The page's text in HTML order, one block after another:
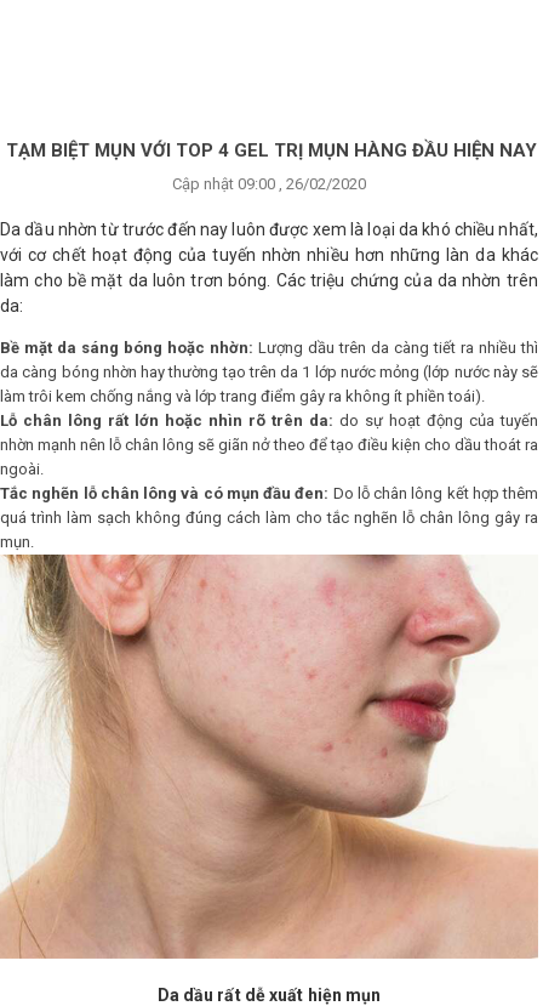
TẠM BIỆT MỤN VỚI TOP 4 GEL TRỊ MỤN HÀNG ĐẦU HIỆN NAY
Cập nhật 09:00 , 26/02/2020
Da dầu nhờn từ trước đến nay luôn được xem là loại da khó chiều nhất,
với cơ chết hoạt động của tuyến nhờn nhiều hơn những làn da khác
làm cho bề mặt da luôn trơn bóng. Các triệu chứng của da nhờn trên
da:
Bề mặt da sáng bóng hoặc nhờn: Lượng dầu trên da càng tiết ra nhiều thì
da càng bóng nhờn hay thường tạo trên da 1 lớp nước mỏng (lớp nước này sẽ
làm trôi kem chống nắng và lớp trang điểm gây ra không ít phiền toái).
Lỗ chân lông rất lớn hoặc nhìn rõ trên da: do sự hoạt động của tuyến
nhờn mạnh nên lỗ chân lông sẽ giãn nở theo để tạo điều kiện cho dầu thoát ra
ngoài.
Tắc nghẽn lỗ chân lông và có mụn đầu đen: Do lỗ chân lông kết hợp thêm
quá trình làm sạch không đúng cách làm cho tắc nghẽn lỗ chân lông gây ra
mụn.
Da dầu rất dễ xuất hiện mụn